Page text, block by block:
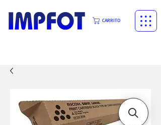
CARRITO